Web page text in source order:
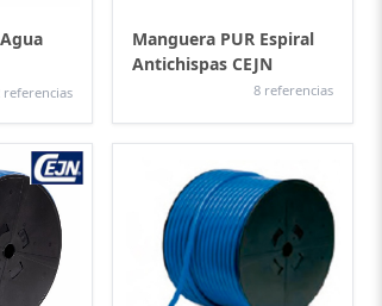
referencias
Manguera PUR Espiral
Antichispas CEJN
8 referencias